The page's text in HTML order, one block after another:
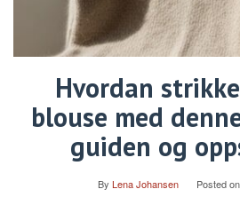
Hvordan
blouse med
guiden og
By Lena Johansen Posted on